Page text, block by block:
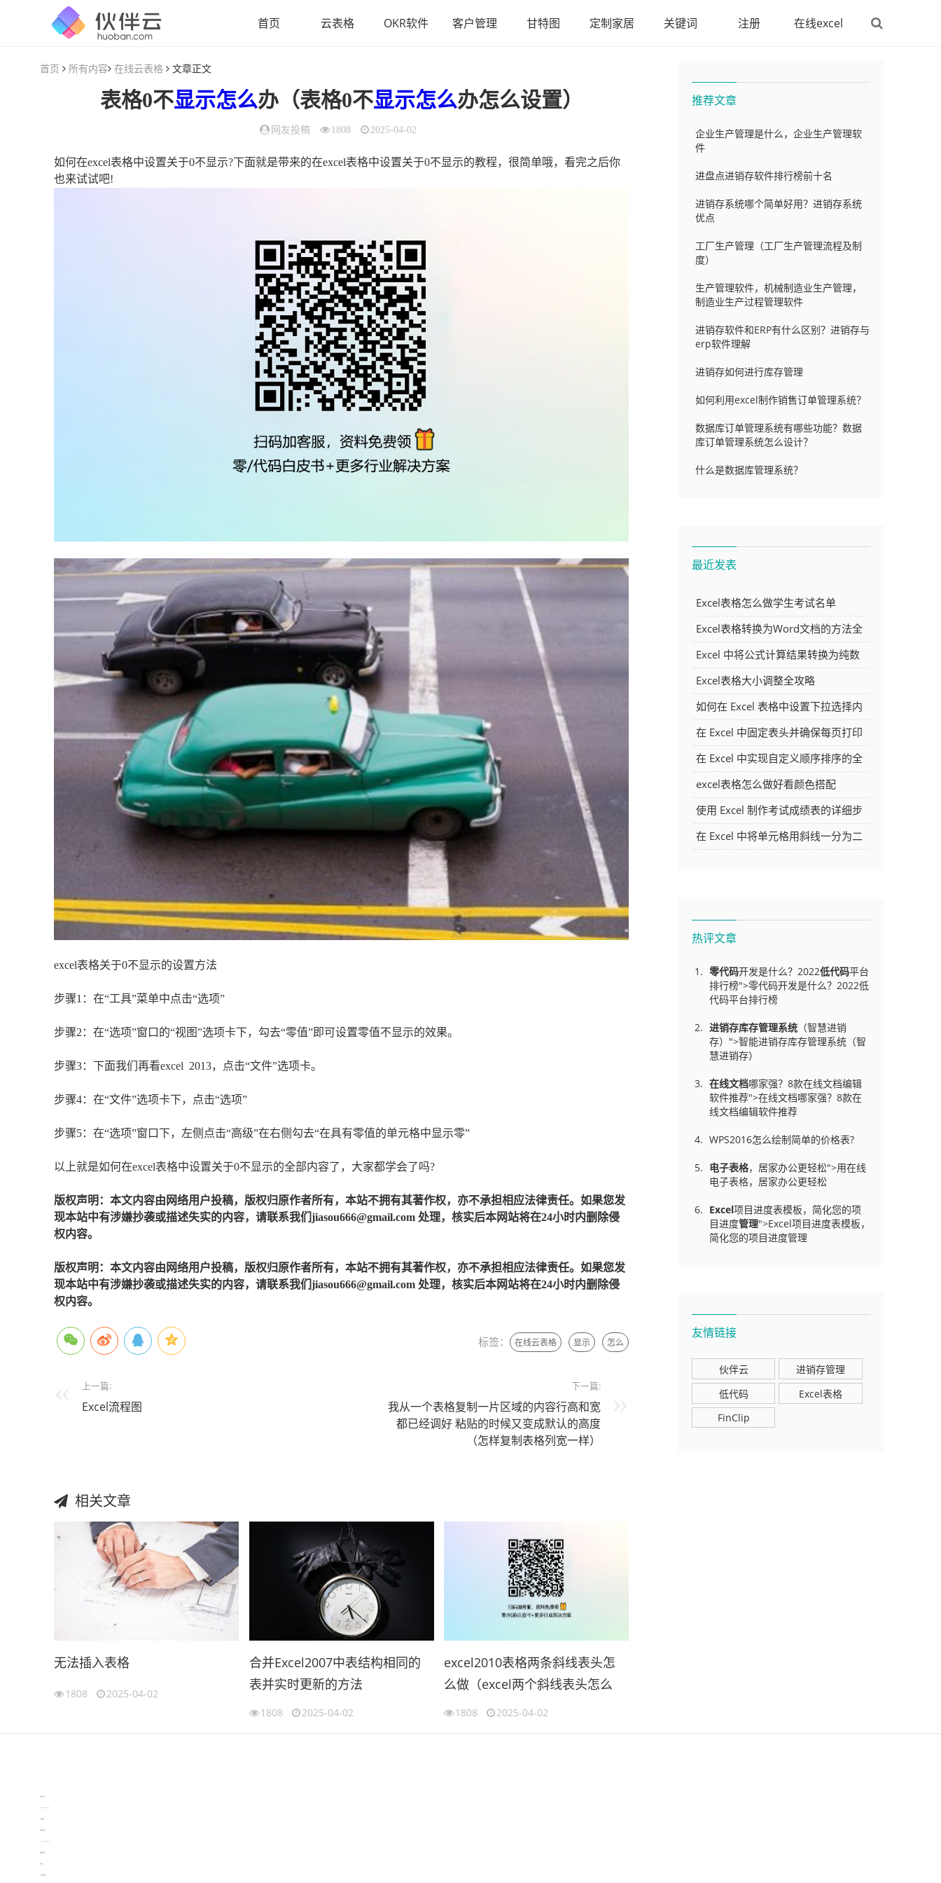
首页 云表格 OKR软件 客户管理 甘特图 定制家居 关键词 注册 在线excel
首页 所有内容 在线云表格 文章正文
表格0不显示怎么办（表格0不显示怎么办怎么设置）
网友投稿 1808 2025-04-02
如何在excel表格中设置关于0不显示?下面就是带来的在excel表格中设置关于0不显示的教程，很简单哦，看完之后你
也来试试吧!
excel表格关于0不显示的设置方法
步骤1：在“工具”菜单中点击“选项”
步骤2：在“选项”窗口的“视图”选项卡下，勾去“零值”即可设置零值不显示的效果。
步骤3：下面我们再看excel 2013，点击“文件”选项卡。
步骤4：在“文件”选项卡下，点击“选项”
步骤5：在“选项”窗口下，左侧点击“高级”在右侧勾去“在具有零值的单元格中显示零”
以上就是如何在excel表格中设置关于0不显示的全部内容了，大家都学会了吗?
版权声明：本文内容由网络用户投稿，版权归原作者所有，本站不拥有其著作权，亦不承担相应法律责任。如果您发
现本站中有涉嫌抄袭或描述失实的内容，请联系我们jiasou666@gmail.com 处理，核实后本网站将在24小时内删除侵
权内容。
版权声明：本文内容由网络用户投稿，版权归原作者所有，本站不拥有其著作权，亦不承担相应法律责任。如果您发
现本站中有涉嫌抄袭或描述失实的内容，请联系我们jiasou666@gmail.com 处理，核实后本网站将在24小时内删除侵
权内容。
标签： 在线云表格 显示 怎么
上一篇:
Excel流程图
下一篇:
我从一个表格复制一片区域的内容行高和宽
都已经调好 粘贴的时候又变成默认的高度
（怎样复制表格列宽一样）
相关文章
无法插入表格
1808 2025-04-02
合并Excel2007中表结构相同的
表并实时更新的方法
（2007excel合并工作表）
1808 2025-04-02
excel2010表格两条斜线表头怎
么做（excel两个斜线表头怎么
做）
1808 2025-04-02
推荐文章
企业生产管理是什么，企业生产管理软
件
进盘点进销存软件排行榜前十名
进销存系统哪个简单好用？进销存系统
优点
工厂生产管理（工厂生产管理流程及制
度）
生产管理软件，机械制造业生产管理，
制造业生产过程管理软件
进销存软件和ERP有什么区别？进销存与
erp软件理解
进销存如何进行库存管理
如何利用excel制作销售订单管理系统？
数据库订单管理系统有哪些功能？数据
库订单管理系统怎么设计？
什么是数据库管理系统？
最近发表
Excel表格怎么做学生考试名单
Excel表格转换为Word文档的方法全
解析
Excel 中将公式计算结果转换为纯数
字的多种方法
Excel表格大小调整全攻略
如何在 Excel 表格中设置下拉选择内
容
在 Excel 中固定表头并确保每页打印
时都显示表头的方法详解
在 Excel 中实现自定义顺序排序的全
面指南
excel表格怎么做好看颜色搭配
使用 Excel 制作考试成绩表的详细步
骤及技巧
在 Excel 中将单元格用斜线一分为二
热评文章
零代码开发是什么？2022低代码平台
排行榜">零代码开发是什么？2022低
代码平台排行榜
进销存库存管理系统 （智慧进销
存）">智能进销存库存管理系统（智
慧进销存）
在线文档哪家强？8款在线文档编辑
软件推荐">在线文档哪家强？8款在
线文档编辑软件推荐
WPS2016怎么绘制简单的价格表?
电子表格，居家办公更轻松">用在线
电子表格，居家办公更轻松
Excel项目进度表模板，简化您的项
目进度管理">Excel项目进度表模板，
简化您的项目进度管理
友情链接
伙伴云
进销存管理
低代码
Excel表格
FinClip